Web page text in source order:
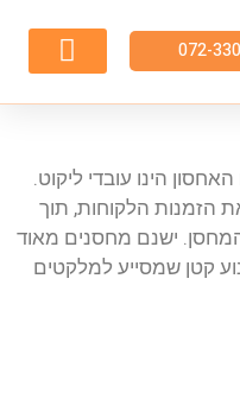
072-
הינו עובדי ליקוט.
הזמנות הלקוחות, תוך
ישנם מחסנים מאוד
קטן שמסייע למלקטים